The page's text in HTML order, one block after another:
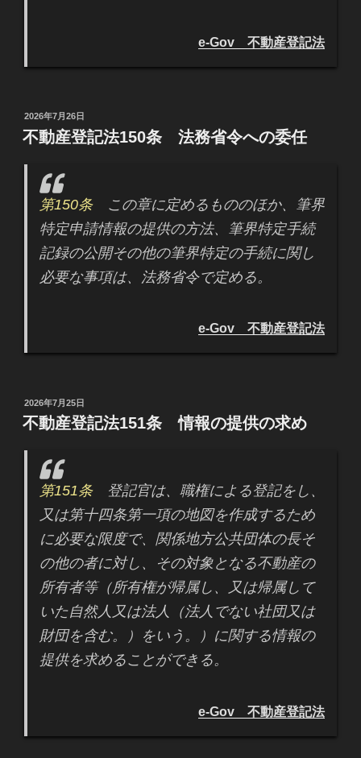
e-Gov 不動産登記法
投
稿
日:
2026年7月26日
不動産登記法150条 法務省令への委任
第150条この章に定めるもののほか、筆界
特定申請情報の提供の方法、筆界特定手続
記録の公開その他の筆界特定の手続に関し
必要な事項は、法務省令で定める。
e-Gov 不動産登記法
投
稿
日:
2026年7月25日
不動産登記法151条 情報の提供の求め
第151条登記官は、職権による登記をし、
又は第十四条第一項の地図を作成するため
に必要な限度で、関係地方公共団体の長そ
の他の者に対し、その対象となる不動産の
所有者等（所有権が帰属し、又は帰属して
いた自然人又は法人（法人でない社団又は
財団を含む。）をいう。）に関する情報の
提供を求めることができる。
e-Gov 不動産登記法